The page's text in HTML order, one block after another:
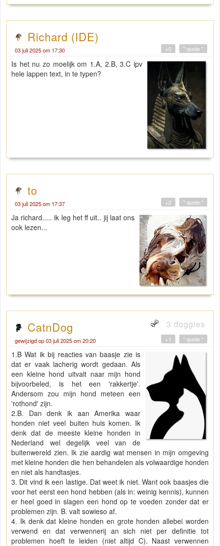
Richard (IDE)
03 juli 2025 om 17:30 " quote "
+0
Is het nu zo moelijk om 1.A, 2.B, 3.C ipv
hele lappen text, in te typen?
to
03 juli 2025 om 17:37 " quote "
+2
Ja richard..... ik leg het ff uit.. jij laat ons
ook lezen...
CatnDog 3 doggies
gewijzigd op 03 juli 2025 om 20:20 " quote "
+1
1.B Wat ik bij reacties van baasje zie is
dat er vaak lacherig wordt gedaan. Als
een kleine hond uitvalt naar mijn hond
bijvoorbeled, is het een 'rakkertje'.
Andersom zou mijn hond meteen een
'rothond' zijn.
2.B. Dan denk ik aan Amerika waar
honden niet veel buiten huis komen. Ik
denk dat de meeste kleine honden in
Nederland wel degelijk veel van de
buitenwereld zien. Ik zie aardig wat mensen in mijn omgeving
met kleine honden die hen behandelen als volwaardige honden
en niet als handtasjes.
3. Dit vind ik een lastige. Dat weet ik niet. Want ook baasjes die
voor het eerst een hond hebben (als in: weinig kennis), kunnen
er heel goed in slagen een hond op te voeden zonder dat er
problemen zijn. B. valt sowieso af.
4. Ik denk dat kleine honden en grote honden allebei worden
verwend en dat verwennerij an sich niet per definitie tot
problemen hoeft te leiden (niet altijd C). Naast verwennen